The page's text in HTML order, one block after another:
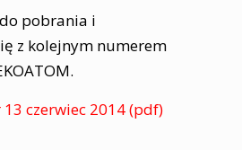
pobrania i
z kolejnym numerem
13 czerwiec 2014 (pdf)